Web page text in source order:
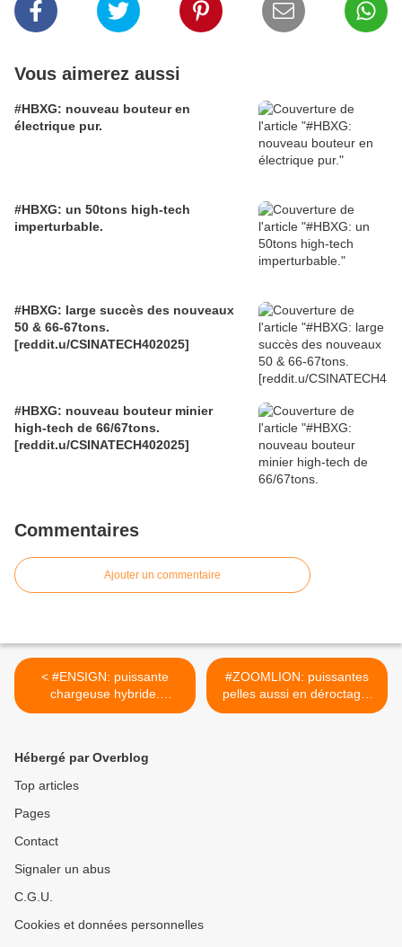
Vous aimerez aussi
#HBXG: nouveau bouteur en
électrique pur.
#HBXG: un 50tons high-tech
imperturbable.
#HBXG: large succès des nouveaux
50 & 66-67tons.
[reddit.u/CSINATECH402025]
#HBXG: nouveau bouteur minier
high-tech de 66/67tons.
[reddit.u/CSINATECH402025]
Commentaires
Ajouter un commentaire
< #ENSIGN: puissante
chargeuse hybride.
#CIRTtech-YouTube.posts
#ZOOMLION: puissantes
pelles aussi en déroctage.
#CIRTtech-YouTube.posts
Hébergé par Overblog
Top articles
Pages
Contact
Signaler un abus
C.G.U.
Cookies et données personnelles